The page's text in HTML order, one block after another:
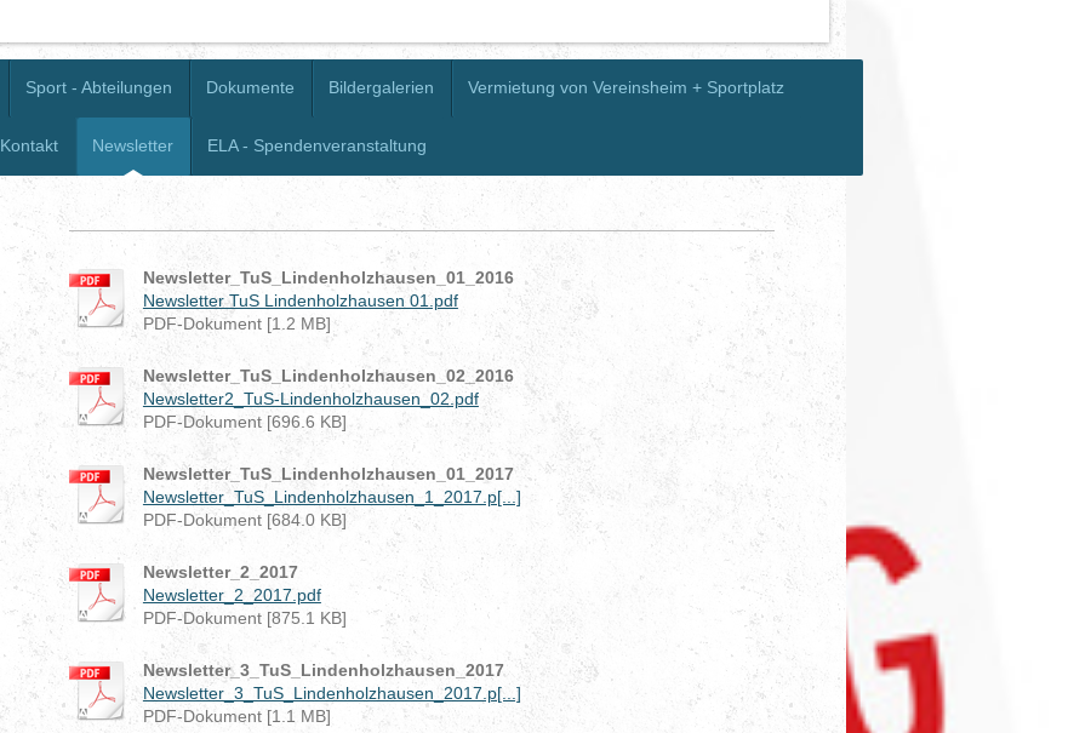
Sport - Abteilungen Dokumente Bildergalerien Vermietung von Vereinsheim + Sportplatz
Kontakt Newsletter ELA - Spendenveranstaltung
Newsletter_TuS_Lindenholzhausen_01_2016
Newsletter TuS Lindenholzhausen 01.pdf
PDF-Dokument [1.2 MB]
Newsletter_TuS_Lindenholzhausen_02_2016
Newsletter2_TuS-Lindenholzhausen_02.pdf
PDF-Dokument [696.6 KB]
Newsletter_TuS_Lindenholzhausen_01_2017
Newsletter_TuS_Lindenholzhausen_1_2017.p[...]
PDF-Dokument [684.0 KB]
Newsletter_2_2017
Newsletter_2_2017.pdf
PDF-Dokument [875.1 KB]
Newsletter_3_TuS_Lindenholzhausen_2017
Newsletter_3_TuS_Lindenholzhausen_2017.p[...]
PDF-Dokument [1.1 MB]